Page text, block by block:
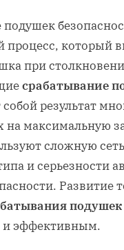
который
при
срабатывание
результат
на максимальную
сложную
и серьезности
Развитие
подушек
и эффективным.